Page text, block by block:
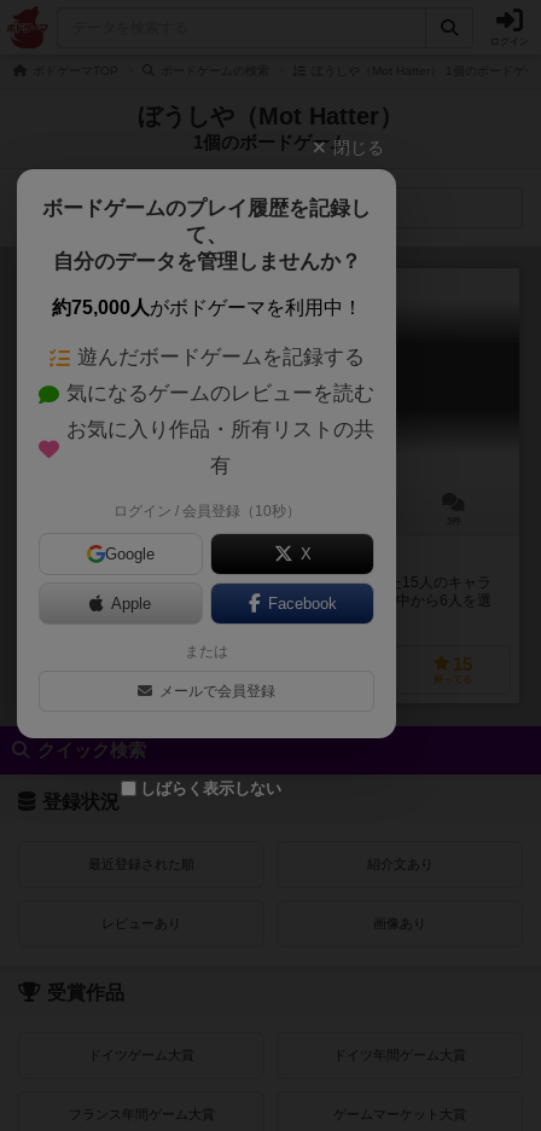
ぼうしや（Mot Hatter）
1個のボードゲーム
検索メニュー
MOOON
MOOON
5～10分
この5分間に、すべてを賭けろ。
不思議の国、ハロウィン、百鬼夜行の世界から集まった15人のキャラ
クターたち。この2人用対戦ゲームでは、あなたはその中から6人を選
び、相手と戦って「ライフ」を奪い合う決闘に挑み...
7 15
持ってる
クイック検索
登録状況
最近登録された順 紹介文あり
レビューあり 画像あり
受賞作品
ドイツゲーム大賞 ドイツ年間ゲーム大賞
フランス年間ゲーム大賞 ゲームマーケット大賞
閉じる
ボードゲームのプレイ履歴を記録し
て、
自分のデータを管理しませんか？
約75,000人がボドゲーマを利用中！
遊んだボードゲームを記録する
気になるゲームのレビューを読む
お気に入り作品・所有リストの共
有
ログイン / 会員登録（10秒）
Google X
Apple Facebook
または
メールで会員登録
しばらく表示しない